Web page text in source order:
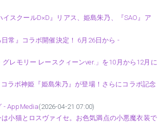
スクールD×D』リアス、姫島朱乃、『SAO』ア
常』コラボ開催決定！ 6月26日から -
レモリー レースクィーンver.」を10月から12月に
ラボ神姫『姫島朱乃』が登場！さらにコラボ記念
- AppMedia(2026-04-21 07:00)
小猫とロスヴァイセ。お色気満点の小悪魔衣装で